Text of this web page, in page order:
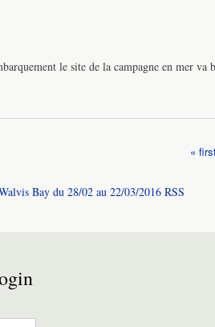
le site de la campagne en mer
«